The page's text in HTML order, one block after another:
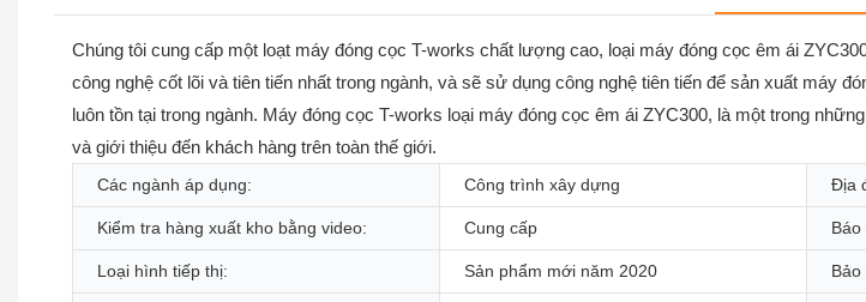
Chúng tôi cung cấp một loạt máy đóng cọc T-works chất lượng cao, loại máy đóng cọc êm ái
công nghệ cốt lõi và tiên tiến nhất trong ngành, và sẽ sử dụng công nghệ tiên tiến để sản xuất máy
luôn tồn tại trong ngành. Máy đóng cọc T-works loại máy đóng cọc êm ái ZYC300, là một trong
và giới thiệu đến khách hàng trên toàn thế giới.
Các ngành áp dụng: Công trình xây dựng Địa
Kiểm tra hàng xuất kho bằng video: Cung cấp
Loại hình tiếp thị: Sản phẩm mới năm 2020 Bảo